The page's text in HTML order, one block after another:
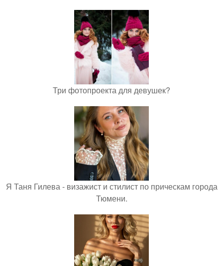
Три фотопроекта для девушек?
Я Таня Гилева - визажист и стилист по прическам города
Тюмени.